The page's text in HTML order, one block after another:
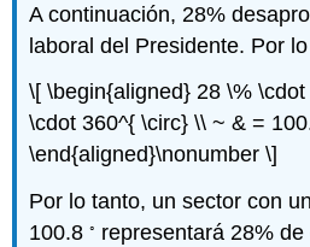
A continuación, 28%
laboral del Presidente. Por
\[ \begin{aligned} 28 \%
\cdot 360^{ \circ} \\ ~ & =
\end{aligned}\nonumber \]
Por lo tanto, un sector con
100.8◦ representará 28%